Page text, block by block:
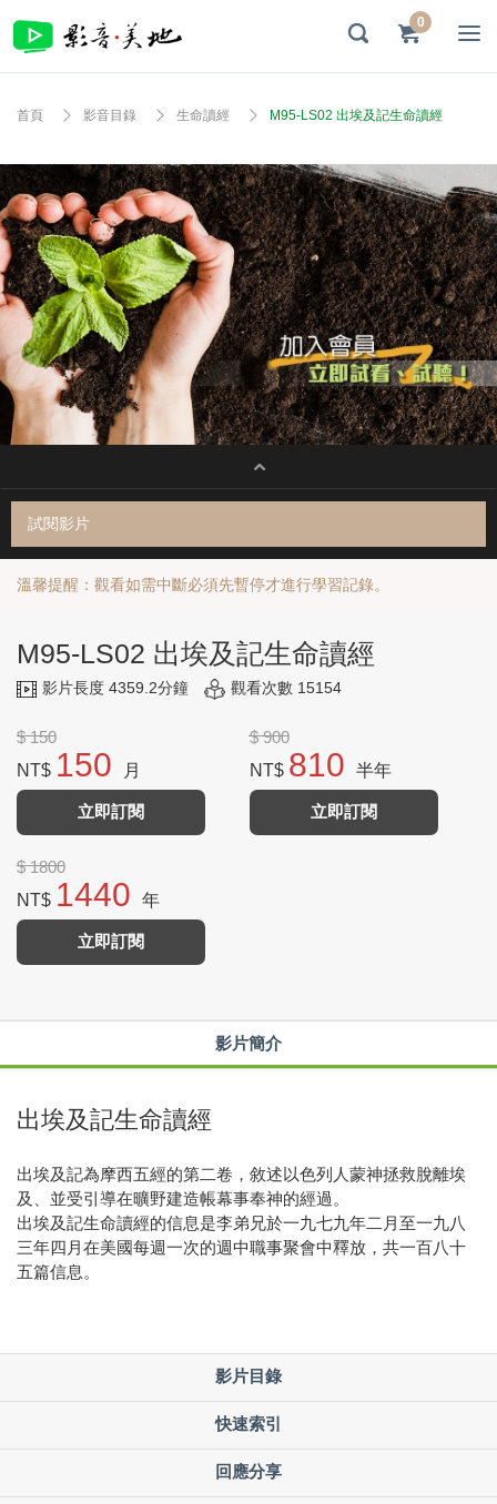
0
首頁 影音目錄 生命讀經 M95-LS02 出埃及記生命讀經
試閱影片
溫馨提醒：觀看如需中斷必須先暫停才進行學習記錄。
M95-LS02 出埃及記生命讀經
影片長度 4359.2分鐘 觀看次數 15154
$ 150
NT$ 150 月
立即訂閱
$ 900
NT$ 810 半年
立即訂閱
$ 1800
NT$ 1440 年
立即訂閱
影片簡介
出埃及記生命讀經
出埃及記為摩西五經的第二卷，敘述以色列人蒙神拯救脫離埃
及、並受引導在曠野建造帳幕事奉神的經過。
出埃及記生命讀經的信息是李弟兄於一九七九年二月至一九八
三年四月在美國每週一次的週中職事聚會中釋放，共一百八十
五篇信息。
影片目錄
快速索引
回應分享